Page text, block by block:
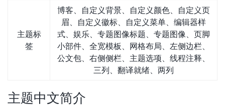
主题标
签
博客、自定义背景、自定义颜色、自定义页
眉、自定义徽标、自定义菜单、编辑器样
式、娱乐、专题图像标题、专题图像、页脚
小部件、全宽模板、网格布局、左侧边栏、
公文包、右侧侧栏、主题选项、线程注释、
三列、翻译就绪、两列
主题中文简介